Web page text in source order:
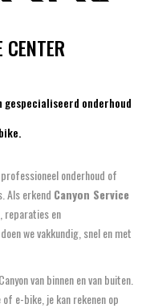
onderhoud
onderhoud of
Als erkend Canyon Service
reparaties en
we vakkundig, snel en met
van binnen en van buiten.
e-bike, je kan rekenen op